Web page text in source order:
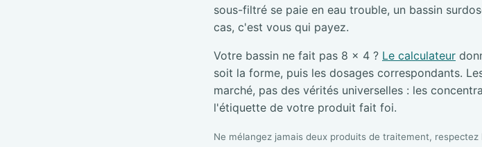
sous-filtré se paie en eau trouble, un bassin
cas, c'est vous qui payez.
Votre bassin ne fait pas 8 × 4 ? Le calculateur
soit la forme, puis les dosages correspondants.
marché, pas des vérités universelles : les
l'étiquette de votre produit fait foi.
Ne mélangez jamais deux produits de traitement,